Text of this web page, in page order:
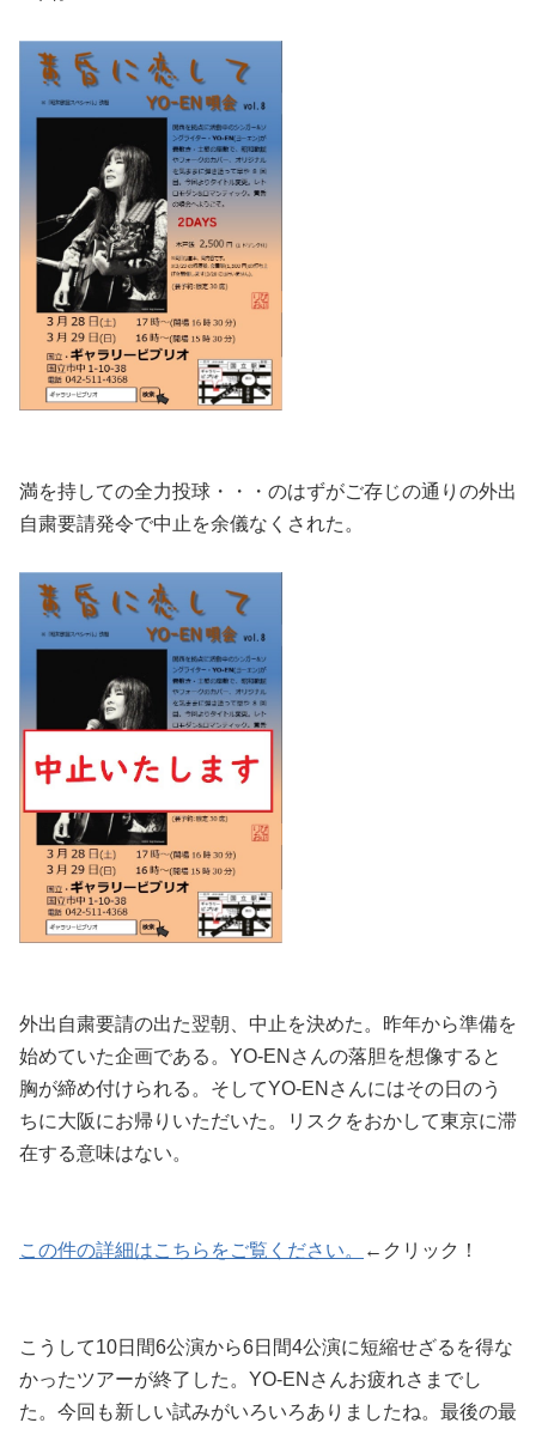
満を持しての全力投球・・・のはずがご存じの通りの外出
自粛要請発令で中止を余儀なくされた。
外出自粛要請の出た翌朝、中止を決めた。昨年から準備を
始めていた企画である。YO-ENさんの落胆を想像すると
胸が締め付けられる。そしてYO-ENさんにはその日のう
ちに大阪にお帰りいただいた。リスクをおかして東京に滞
在する意味はない。
この件の詳細はこちらをご覧ください。 ←クリック！
こうして10日間6公演から6日間4公演に短縮せざるを得な
かったツアーが終了した。YO-ENさんお疲れさまでし
た。今回も新しい試みがいろいろありましたね。最後の最